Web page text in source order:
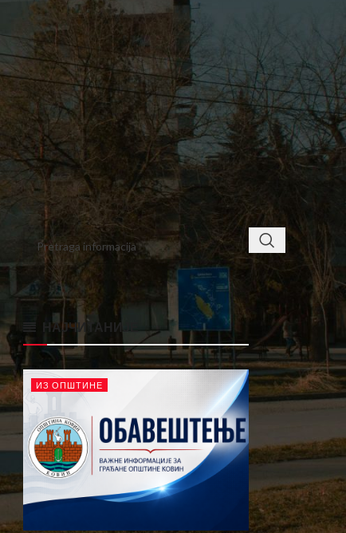
5 7 10
12 13 14 15 16
19 20 21 22 23 24 25
26 27 28 29
30
« mar
maj »
< class="widget-title">ПРОНАЂИТЕ
НАЈЧИТАНИЈЕ
ИЗ ОПШТИНЕ